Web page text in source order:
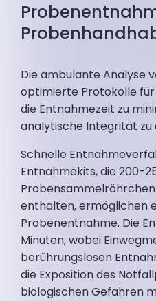
Die ambulante Analyse
optimierte Protokolle
die Entnahmezeit zu
analytische Integrität zu
Schnelle
Entnahmekits, die 200-
enthalten, ermöglichen
Probenentnahme. Die
Minuten, wobei
berührungslosen
die Exposition des
biologischen Gefahren